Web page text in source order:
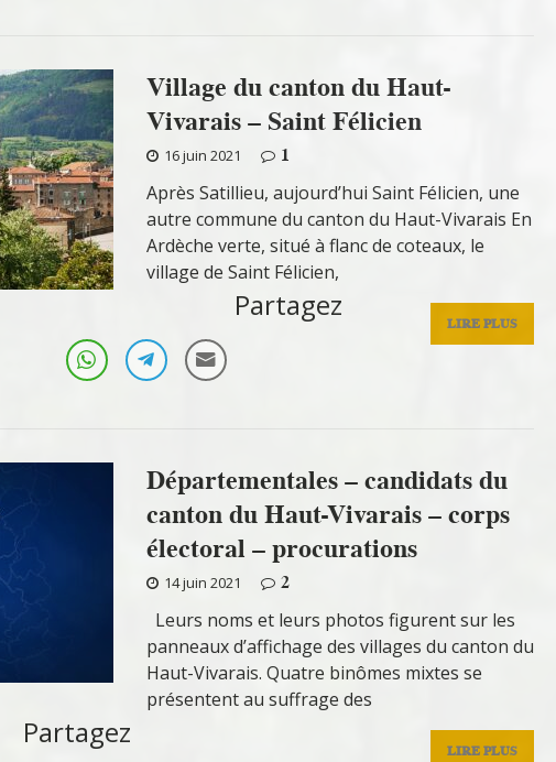
Village du canton du Haut-
Vivarais – Saint Félicien
16 juin 2021
1
Après Satillieu, aujourd’hui Saint Félicien, une
autre commune du canton du Haut-Vivarais En
Ardèche verte, situé à flanc de coteaux, le
village de Saint Félicien,
LIRE PLUS
Partagez
Départementales – candidats du
canton du Haut-Vivarais – corps
électoral – procurations
14 juin 2021
2
Leurs noms et leurs photos figurent sur les
panneaux d’affichage des villages du canton du
Haut-Vivarais. Quatre binômes mixtes se
présentent au suffrage des
LIRE PLUS
Partagez